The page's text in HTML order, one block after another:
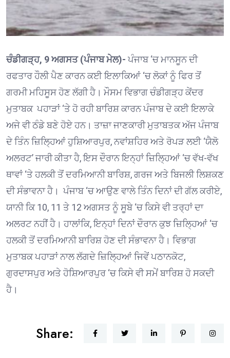
ਚੰਡੀਗੜ੍ਹ, 9 ਅਗਸਤ (ਪੰਜਾਬ ਮੇਲ)- ਪੰਜਾਬ ‘ਚ ਮਾਨਸੂਨ ਦੀ
ਰਫਤਾਰ ਹੌਲੀ ਪੈਣ ਕਾਰਨ ਕਈ ਇਲਾਕਿਆਂ ‘ਚ ਲੋਕਾਂ ਨੂੰ ਫਿਰ ਤੋਂ
ਗਰਮੀ ਮਹਿਸੂਸ ਹੋਣ ਲੱਗੀ ਹੈ। ਮੌਸਮ ਵਿਭਾਗ ਚੰਡੀਗੜ੍ਹ ਕੇਂਦਰ
ਮੁਤਾਬਕ ਪਹਾੜਾਂ ‘ਤੇ ਹੋ ਰਹੀ ਬਾਰਿਸ਼ ਕਾਰਨ ਪੰਜਾਬ ਦੇ ਕਈ ਇਲਾਕੇ
ਅਜੇ ਵੀ ਠੰਡੇ ਬਣੇ ਹੋਏ ਹਨ। ਤਾਜ਼ਾ ਜਾਣਕਾਰੀ ਮੁਤਾਬਤਕ ਅੱਜ ਪੰਜਾਬ
ਦੇ ਤਿੰਨ ਜ਼ਿਲ੍ਹਿਆਂ ਹੁਸ਼ਿਆਰਪੁਰ, ਨਵਾਂਸ਼ਹਿਰ ਅਤੇ ਰੋਪੜ ਲਈ ‘ਯੈਲੋ
ਅਲਰਟ’ ਜਾਰੀ ਕੀਤਾ ਹੈ, ਇਸ ਦੌਰਾਨ ਇਨ੍ਹਾਂ ਜ਼ਿਲ੍ਹਿਆਂ ‘ਚ ਵੱਖ-ਵੱਖ
ਥਾਵਾਂ ‘ਤੇ ਹਲਕੀ ਤੋਂ ਦਰਮਿਆਨੀ ਬਾਰਿਸ਼, ਗਰਜ ਅਤੇ ਬਿਜਲੀ ਲਿਸ਼ਕਣ
ਦੀ ਸੰਭਾਵਨਾ ਹੈ। ਪੰਜਾਬ ‘ਚ ਆਉਣ ਵਾਲੇ ਤਿੰਨ ਦਿਨਾਂ ਦੀ ਗੱਲ ਕਰੀਏ,
ਯਾਨੀ ਕਿ 10, 11 ਤੇ 12 ਅਗਸਤ ਨੂੰ ਸੂਬੇ ‘ਚ ਕਿਸੇ ਵੀ ਤਰ੍ਹਾਂ ਦਾ
ਅਲਰਟ ਨਹੀਂ ਹੈ। ਹਾਲਾਂਕਿ, ਇਨ੍ਹਾਂ ਦਿਨਾਂ ਦੌਰਾਨ ਕੁਝ ਜ਼ਿਲ੍ਹਿਆਂ ‘ਚ
ਹਲਕੀ ਤੋਂ ਦਰਮਿਆਨੀ ਬਾਰਿਸ਼ ਹੋਣ ਦੀ ਸੰਭਾਵਨਾ ਹੈ। ਵਿਭਾਗ
ਮੁਤਾਬਕ ਪਹਾੜਾਂ ਨਾਲ ਲੱਗਦੇ ਜ਼ਿਲ੍ਹਿਆਂ ਜਿਵੇਂ ਪਠਾਨਕੋਟ,
ਗੁਰਦਾਸਪੁਰ ਅਤੇ ਹੋਸ਼ਿਆਰਪੁਰ ‘ਚ ਕਿਸੇ ਵੀ ਸਮੇਂ ਬਾਰਿਸ਼ ਹੋ ਸਕਦੀ
ਹੈ।
Share: